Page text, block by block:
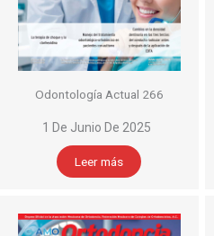
Odontología Actual 266
1 De Junio De 2025
Leer más